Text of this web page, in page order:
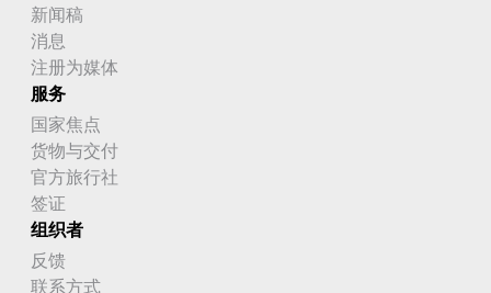
新闻稿
消息
注册为媒体
服务
国家焦点
货物与交付
官方旅行社
签证
组织者
反馈
联系方式